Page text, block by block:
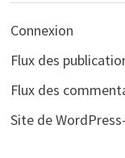
Connexion
Flux des
Flux des
Site de